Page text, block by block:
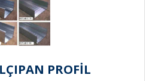
PROFİL